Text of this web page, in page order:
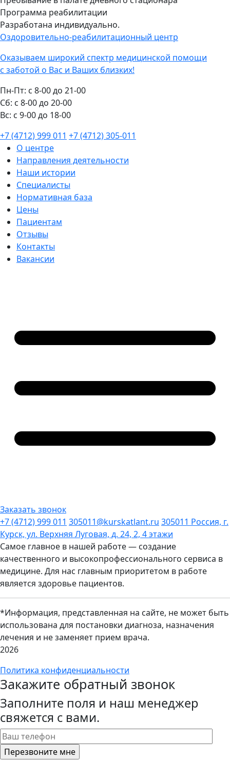
Программа реабилитации
Разработана индивидуально.
Оздоровительно-реабилитационный центр
Оказываем широкий спектр медицинской помощи
с заботой о Вас и Ваших близких!
Пн-Пт: с 8-00 до 21-00
Cб: с 8-00 до 20-00
Вс: с 9-00 до 18-00
+7 (4712) 999 011 +7 (4712) 305-011
О центре
Направления деятельности
Наши истории
Специалисты
Нормативная база
Цены
Пациентам
Отзывы
Контакты
Вакансии
Заказать звонок
+7 (4712) 999 011 305011@kurskatlant.ru 305011 Россия, г.
Курск, ул. Верхняя Луговая, д. 24, 2, 4 этажи
Самое главное в нашей работе — создание
качественного и высокопрофессионального сервиса в
медицине. Для нас главным приоритетом в работе
является здоровье пациентов.
*Информация, представленная на сайте, не может быть
использована для постановки диагноза, назначения
лечения и не заменяет прием врача.
2026
Политика конфиденциальности
Закажите обратный звонок
Заполните поля и наш менеджер
свяжется с вами.